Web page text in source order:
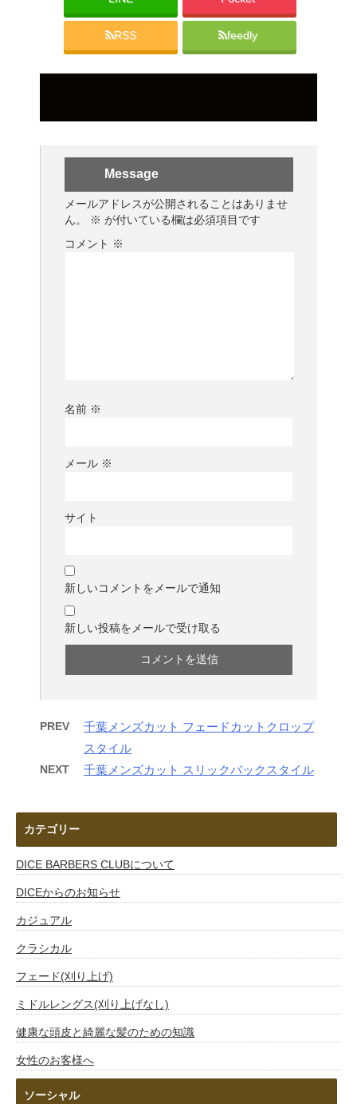
RSS feedly
Message
メールアドレスが公開されることはありませ
ん。
※ が付いている欄は必須項目です
コメント ※
名前 ※
メール ※
サイト
新しいコメントをメールで通知
新しい投稿をメールで受け取る
PREV
千葉メンズカット フェードカットクロップ
スタイル
NEXT 千葉メンズカット スリックバックスタイル
カテゴリー
DICE BARBERS CLUBについて
DICEからのお知らせ
カジュアル
クラシカル
フェード(刈り上げ)
ミドルレングス(刈り上げなし)
健康な頭皮と綺麗な髪のための知識
女性のお客様へ
ソーシャル